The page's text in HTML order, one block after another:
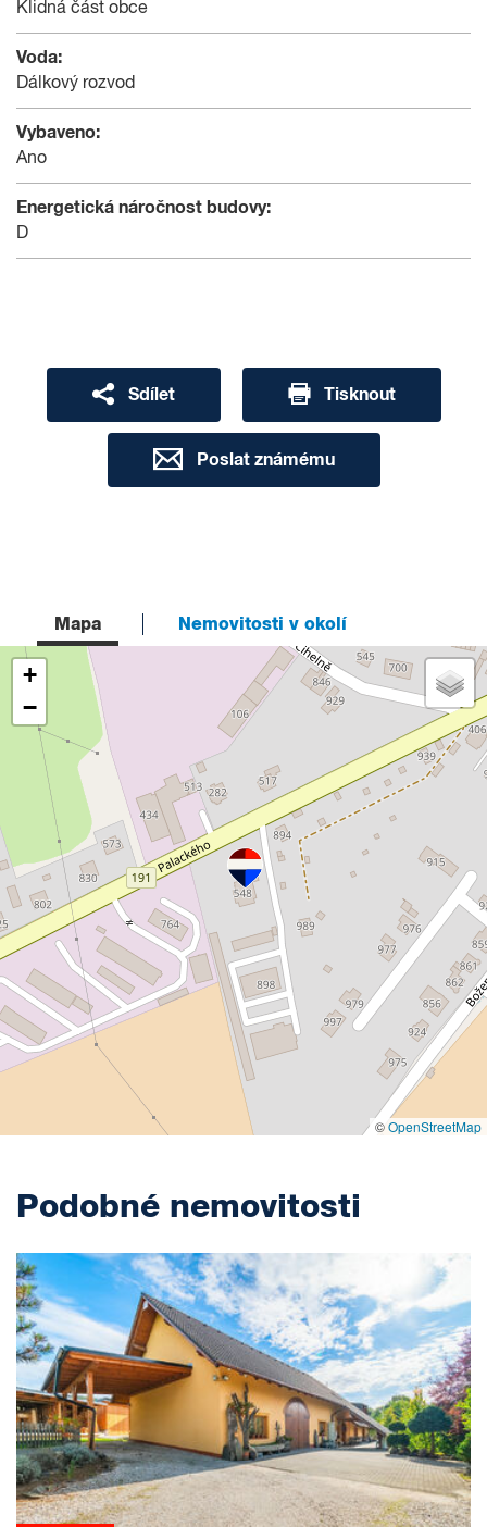
Klidná část obce
Voda:
Dálkový rozvod
Vybaveno:
Ano
Energetická náročnost budovy:
D
Sdílet Tisknout
Poslat známému
Mapa Nemovitosti v okolí
+
−
©OpenStreetMap
Podobné nemovitosti